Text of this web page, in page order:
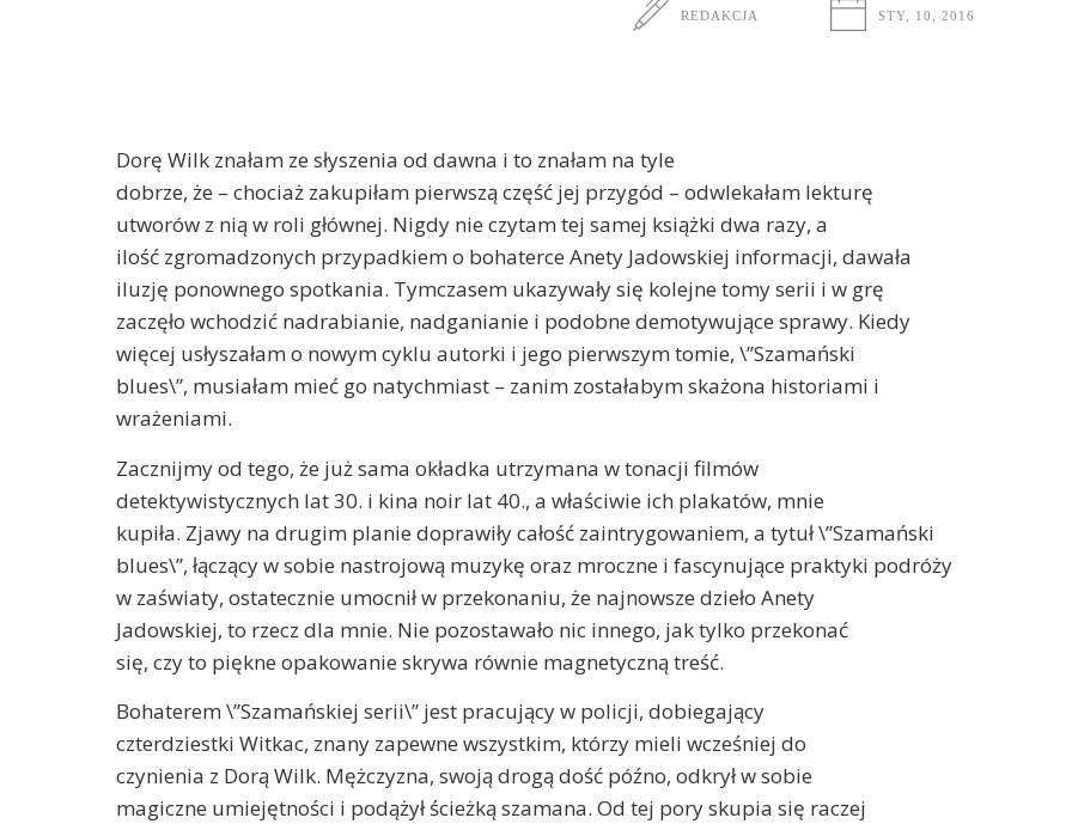
REDAKCJA STY, 10, 2016
Dorę Wilk znałam ze słyszenia od dawna i to znałam na tyle
dobrze, że – chociaż zakupiłam pierwszą część jej przygód – odwlekałam lekturę
utworów z nią w roli głównej. Nigdy nie czytam tej samej książki dwa razy, a
ilość zgromadzonych przypadkiem o bohaterce Anety Jadowskiej informacji, dawała
iluzję ponownego spotkania. Tymczasem ukazywały się kolejne tomy serii i w grę
zaczęło wchodzić nadrabianie, nadganianie i podobne demotywujące sprawy. Kiedy
więcej usłyszałam o nowym cyklu autorki i jego pierwszym tomie, \”Szamański
blues\”, musiałam mieć go natychmiast – zanim zostałabym skażona historiami i
wrażeniami.
Zacznijmy od tego, że już sama okładka utrzymana w tonacji filmów
detektywistycznych lat 30. i kina noir lat 40., a właściwie ich plakatów, mnie
kupiła. Zjawy na drugim planie doprawiły całość zaintrygowaniem, a tytuł \”Szamański
blues\”, łączący w sobie nastrojową muzykę oraz mroczne i fascynujące praktyki podróży
w zaświaty, ostatecznie umocnił w przekonaniu, że najnowsze dzieło Anety
Jadowskiej, to rzecz dla mnie. Nie pozostawało nic innego, jak tylko przekonać
się, czy to piękne opakowanie skrywa równie magnetyczną treść.
Bohaterem \”Szamańskiej serii\” jest pracujący w policji, dobiegający
czterdziestki Witkac, znany zapewne wszystkim, którzy mieli wcześniej do
czynienia z Dorą Wilk. Mężczyzna, swoją drogą dość późno, odkrył w sobie
magiczne umiejętności i podążył ścieżką szamana. Od tej pory skupia się raczej